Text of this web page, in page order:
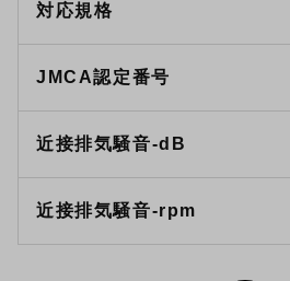
対応規格
JMCA認定番号
近接排気騒音-dB
近接排気騒音-rpm